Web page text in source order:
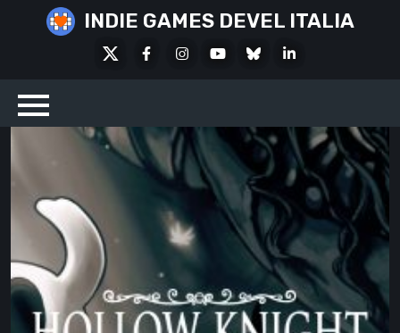
INDIE GAMES DEVEL ITALIA
FacebookInstagramYoutubeBlueskyLinkedIn